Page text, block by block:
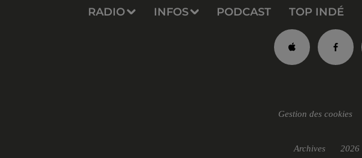
RADIO INFOS PODCAST TOP INDÉ
Gestion des cookies
Archives 2026